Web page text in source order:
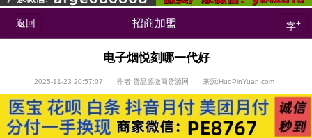
返回 招商加盟 字+
电子烟悦刻哪一代好
2025-11-23 20:57:07 作者:货品源微商货源网 来源:HuoPinYuan.com